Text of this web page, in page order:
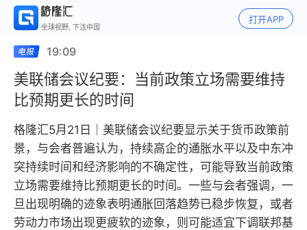
全球视野, 下注中国
打开APP
19:09
美联储会议纪要：当前政策立场需要维持
比预期更长的时间
格隆汇5月21日｜美联储会议纪要显示关于货币政策前
景，与会者普遍认为，持续高企的通胀水平以及中东冲
突持续时间和经济影响的不确定性，可能导致当前政策
立场需要维持比预期更长的时间。一些与会者强调，一
旦出现明确的迹象表明通胀回落趋势已稳步恢复，或者
劳动力市场出现更疲软的迹象，则可能适宜下调联邦基